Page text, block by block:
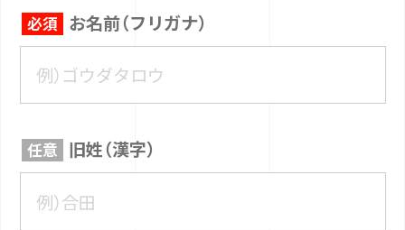
お名前（フリガナ）
旧姓（漢字）